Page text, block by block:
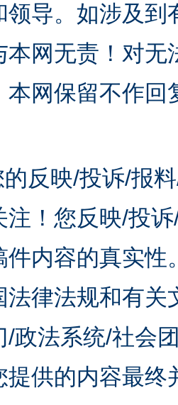
领导。如涉及
本网无责！对
本网保留不作
反映/投诉/报
注！您反映/投
件内容的真实
法律法规和有关
/政法系统/社会
提供的内容最